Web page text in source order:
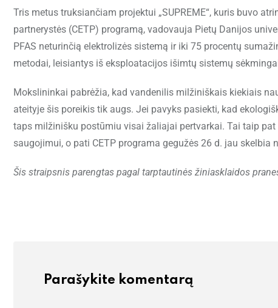
Tris metus truksiančiam projektui „SUPREME“, kuris buvo
partnerystės (CETP) programą, vadovauja Pietų Danijos
PFAS neturinčią elektrolizės sistemą ir iki 75 procentų
metodai, leisiantys iš eksploatacijos išimtų sistemų
Mokslininkai pabrėžia, kad vandenilis milžiniškais kiekiais
ateityje šis poreikis tik augs. Jei pavyks pasiekti, kad
taps milžinišku postūmiu visai žaliajai pertvarkai. Tai taip
saugojimui, o pati CETP programa gegužės 26 d. jau
Šis straipsnis parengtas pagal tarptautinės žiniasklaidos
Parašykite komentarą